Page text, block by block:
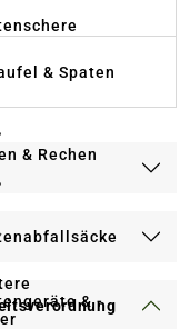
& Spaten
& Rechen
& -